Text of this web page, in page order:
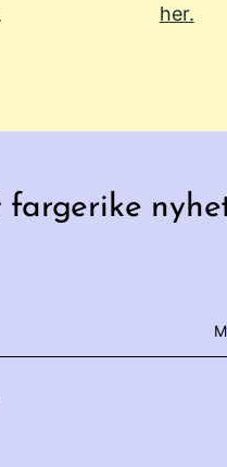
her.
fargerike